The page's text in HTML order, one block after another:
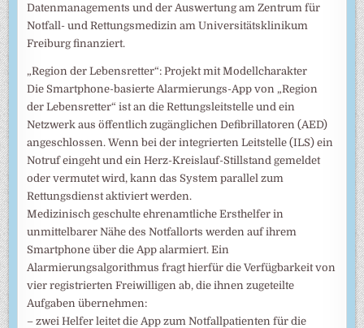
Datenmanagements und der Auswertung am Zentrum für
Notfall- und Rettungsmedizin am Universitätsklinikum
Freiburg finanziert.
„Region der Lebensretter“: Projekt mit Modellcharakter
Die Smartphone-basierte Alarmierungs-App von „Region
der Lebensretter“ ist an die Rettungsleitstelle und ein
Netzwerk aus öffentlich zugänglichen Defibrillatoren (AED)
angeschlossen. Wenn bei der integrierten Leitstelle (ILS) ein
Notruf eingeht und ein Herz-Kreislauf-Stillstand gemeldet
oder vermutet wird, kann das System parallel zum
Rettungsdienst aktiviert werden.
Medizinisch geschulte ehrenamtliche Ersthelfer in
unmittelbarer Nähe des Notfallorts werden auf ihrem
Smartphone über die App alarmiert. Ein
Alarmierungsalgorithmus fragt hierfür die Verfügbarkeit von
vier registrierten Freiwilligen ab, die ihnen zugeteilte
Aufgaben übernehmen:
– zwei Helfer leitet die App zum Notfallpatienten für die